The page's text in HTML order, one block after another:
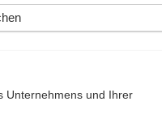
Unternehmens und Ihrer